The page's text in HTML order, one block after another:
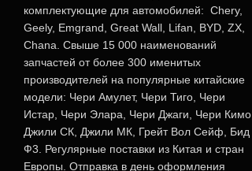
комплектующие для автомобилей: Chery,
Geely, Emgrand, Great Wall, Lifan, BYD, ZX,
Chana. Свыше 15 000 наименований
запчастей от более 300 именитых
производителей на популярные китайские
модели: Чери Амулет, Чери Тиго, Чери
Истар, Чери Элара, Чери Джаги, Чери Кимо,
Джили СК, Джили МК, Грейт Вол Сейф, Бид
Ф3. Регулярные поставки из Китая и стран
Европы. Отправка в день оформления